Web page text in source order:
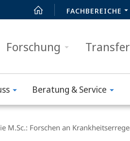
FACHBEREICHE
Forschung Transfer
Beratung & Service
M.Sc.: Forschen an